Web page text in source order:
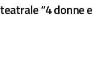
“4 donne e